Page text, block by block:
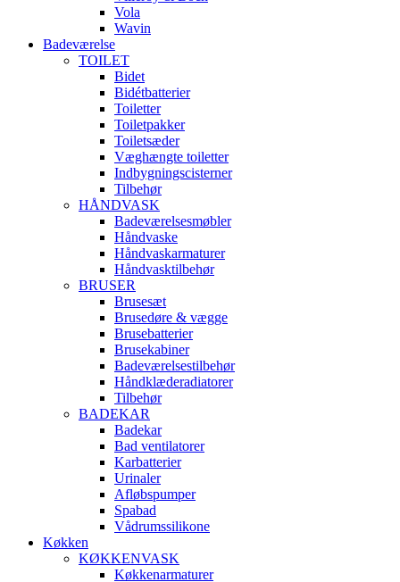
Vola
Wavin
Badeværelse
TOILET
Bidet
Bidétbatterier
Toiletter
Toiletpakker
Toiletsæder
Væghængte toiletter
Indbygningscisterner
Tilbehør
HÅNDVASK
Badeværelsesmøbler
Håndvaske
Håndvaskarmaturer
Håndvasktilbehør
BRUSER
Brusesæt
Brusedøre & vægge
Brusebatterier
Brusekabiner
Badeværelsestilbehør
Håndklæderadiatorer
Tilbehør
BADEKAR
Badekar
Bad ventilatorer
Karbatterier
Urinaler
Afløbspumper
Spabad
Vådrumssilikone
Køkken
KØKKENVASK
Køkkenarmaturer